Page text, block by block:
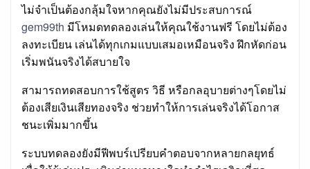
ไม่จำเป็นต้องกลุ้มใจหากคุณยังไม่มีประสบการณ์
gem99th มีโหมดทดลองเล่นให้คุณใช้งานฟรี โดยไม่ต้อง
ลงทะเบียน เล่นได้ทุกเกมแบบเสมอเหมือนจริง ฝึกหัดก่อน
เริ่มพนันจริงได้สบายใจ
สามารถทดสอบการใช้สูตร วิธี หรือกลอุบายต่างๆโดยไม่
ต้องเสียเงินเสียทองจริง ช่วยทำให้การเล่นจริงได้โอกาส
ชนะเพิ่มมากขึ้น
ระบบทดลองยังมีฟีพบร์เปรียบคำตอบจากหลายกลยุทธ์